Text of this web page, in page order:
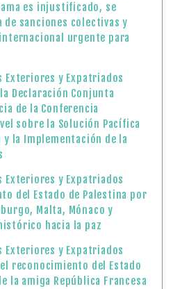
es injustificado, se
sanciones colectivas y
urgente para
Exteriores y Expatriados
Declaración Conjunta
de la Conferencia
sobre la Solución Pacífica
y la Implementación de la
Exteriores y Expatriados
del Estado de Palestina por
Malta, Mónaco y
hacia la paz
Exteriores y Expatriados
reconocimiento del Estado
la amiga República Francesa